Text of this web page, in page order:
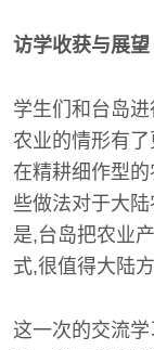
访学收获与展望
学生们和台岛
农业的情形有
在精耕细作型
些做法对于大
是,台岛把农业
式,很值得大陆
这一次的交流